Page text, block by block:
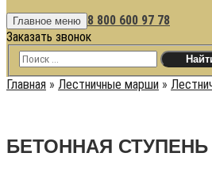
Главное меню 8 800 600 97 78
Заказать звонок
Главная » Лестничные марши »
БЕТОННАЯ